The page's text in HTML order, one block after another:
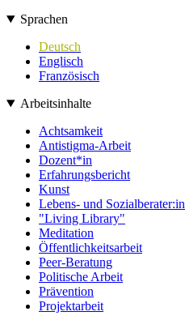
Sprachen
Deutsch
Englisch
Französisch
Arbeitsinhalte
Achtsamkeit
Antistigma-Arbeit
Dozent*in
Erfahrungsbericht
Kunst
Lebens- und Sozialberater:in
"Living Library"
Meditation
Öffentlichkeitsarbeit
Peer-Beratung
Politische Arbeit
Prävention
Projektarbeit